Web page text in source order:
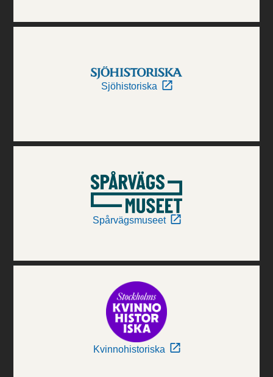
Sjöhistoriska
Spårvägsmuseet
Kvinnohistoriska